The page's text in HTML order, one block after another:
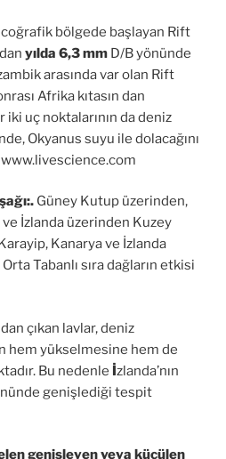
bölgede başlayan Rift
yılda 6,3 mm D/B yönünde
arasında var olan Rift
Afrika kıtasın dan
uç noktalarının da deniz
Okyanus suyu ile dolacağını
Güney Kutup üzerinden,
İzlanda üzerinden Kuzey
Kanarya ve İzlanda
Tabanlı sıra dağların etkisi
çıkan lavlar, deniz
hem yükselmesine hem de
Bu nedenle İzlanda’nın
genişlediği tespit
genişleyen veya küçülen